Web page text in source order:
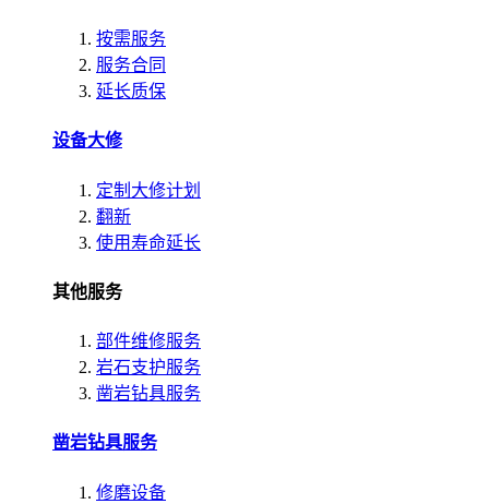
按需服务
服务合同
延长质保
设备大修
定制大修计划
翻新
使用寿命延长
其他服务
部件维修服务
岩石支护服务
凿岩钻具服务
凿岩钻具服务
修磨设备